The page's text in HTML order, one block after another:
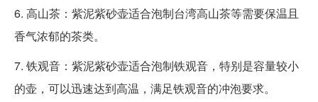
6. 高山茶：紫泥紫砂壶适合泡制台湾高山茶等需要保温且
香气浓郁的茶类。
7. 铁观音：紫泥紫砂壶适合泡制铁观音，特别是容量较小
的壶，可以迅速达到高温，满足铁观音的冲泡要求。